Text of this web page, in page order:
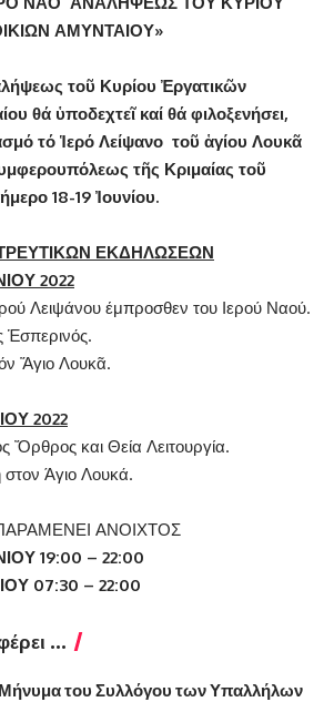
ΑΜΥΝΤΑΙΟΥ»
τοῦ Κυρίου Ἐργατικῶν
θά ὑποδεχτεῖ καί θά φιλοξενήσει,
τό Ἱερό Λείψανο τοῦ ἁγίου Λουκᾶ
τῆς Κριμαίας τοῦ
18-19 Ἰουνίου.
ΕΚΔΗΛΩΣΕΩΝ
2022
Λειψάνου έμπροσθεν του Ιερού Ναού.
Ἑσπερινός.
Ἅγιο Λουκᾶ.
2022
Ὄρθρος και Θεία Λειτουργία.
Άγιο Λουκά.
ΑΝΟΙΧΤΟΣ
19:00 – 22:00
07:30 – 22:00
...
του Συλλόγου των Υπαλλήλων